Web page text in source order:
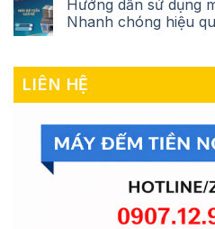
Hướng dẫn sử dụng
Nhanh chóng hiệu
LIÊN HỆ